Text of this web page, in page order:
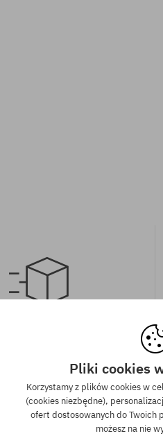
zamówień powyżej 350 zł
GRATIS, niezależnie od
płatności i przewoźnika.
Pliki cookies
Korzystamy z plików cookies w
(cookies niezbędne),
ofert dostosowanych do Twoich
możesz na nie